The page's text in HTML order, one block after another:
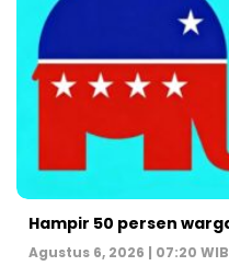
Hampir 50 persen
Agustus 6, 2026 | 07:20 WIB